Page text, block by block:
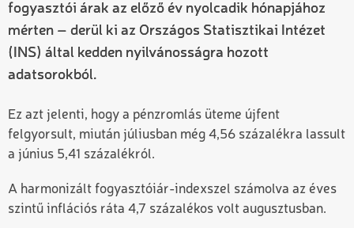
fogyasztói árak az előző év nyolcadik hónapjához
mérten – derül ki az Országos Statisztikai Intézet
(INS) által kedden nyilvánosságra hozott
adatsorokból.
Ez azt jelenti, hogy a pénzromlás üteme újfent
felgyorsult, miután júliusban még 4,56 százalékra lassult
a június 5,41 százalékról.
A harmonizált fogyasztóiár-indexszel számolva az éves
szintű inflációs ráta 4,7 százalékos volt augusztusban.